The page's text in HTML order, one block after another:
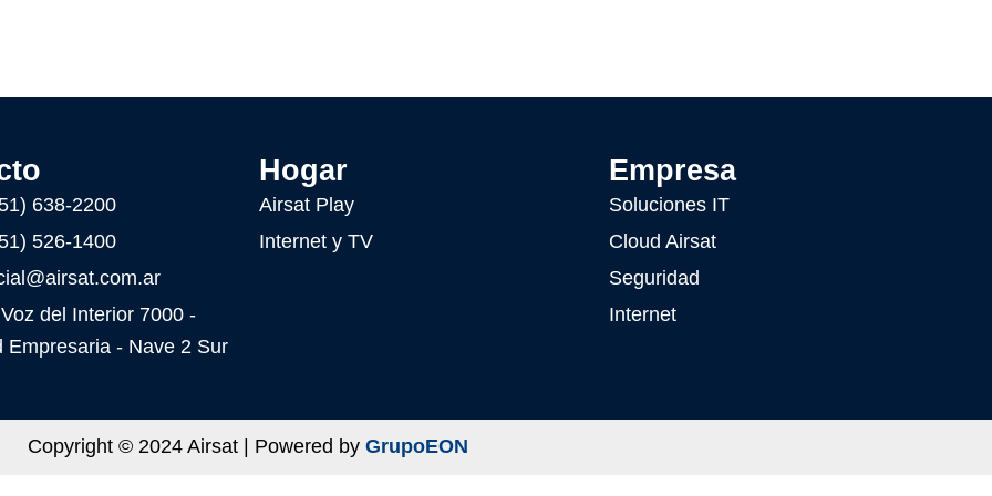
638-2200
526-1400
del Interior 7000 -
Empresaria - Nave 2 Sur
Hogar
Airsat Play
Internet y TV
Empresa
Soluciones IT
Cloud Airsat
Seguridad
Internet
Copyright © 2024 Airsat | Powered by GrupoEON